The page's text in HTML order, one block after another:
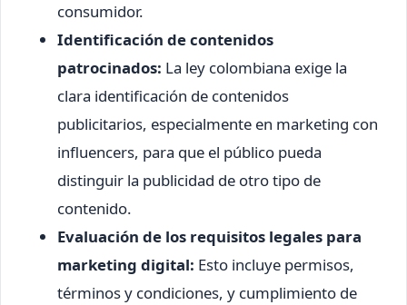
consumidor.
Identificación de contenidos
patrocinados: La ley colombiana exige la
clara identificación de contenidos
publicitarios, especialmente en marketing con
influencers, para que el público pueda
distinguir la publicidad de otro tipo de
contenido.
Evaluación de los requisitos legales para
marketing digital: Esto incluye permisos,
términos y condiciones, y cumplimiento de